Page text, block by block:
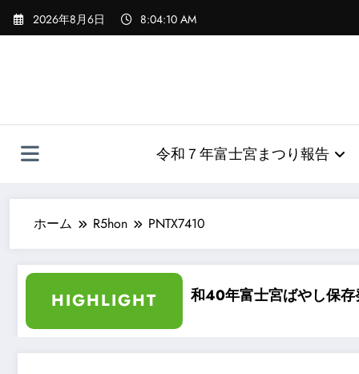
ス
2026年8月6日 8:04:11 AM
令和７年富士宮まつり報告
ホーム R5hon PNTX7410
HIGHLIGHT
昭和40年富士宮ばやし保存発表会